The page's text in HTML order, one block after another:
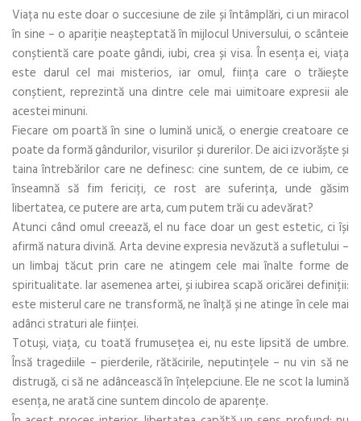
Viața nu este doar o succesiune de zile și întâmplări, ci un miracol
în sine – o apariție neașteptată în mijlocul Universului, o scânteie
conștientă care poate gândi, iubi, crea și visa. În esența ei, viața
este darul cel mai misterios, iar omul, ființa care o trăiește
conștient, reprezintă una dintre cele mai uimitoare expresii ale
acestei minuni.
Fiecare om poartă în sine o lumină unică, o energie creatoare ce
poate da formă gândurilor, visurilor și durerilor. De aici izvorăște și
taina întrebărilor care ne definesc: cine suntem, de ce iubim, ce
înseamnă să fim fericiți, ce rost are suferința, unde găsim
libertatea, ce putere are arta, cum putem trăi cu adevărat?
Atunci când omul creează, el nu face doar un gest estetic, ci își
afirmă natura divină. Arta devine expresia nevăzută a sufletului –
un limbaj tăcut prin care ne atingem cele mai înalte forme de
spiritualitate. Iar asemenea artei, și iubirea scapă oricărei definiții:
este misterul care ne transformă, ne înalță și ne atinge în cele mai
adânci straturi ale ființei.
Totuși, viața, cu toată frumusețea ei, nu este lipsită de umbre.
Însă tragediile – pierderile, rătăcirile, neputințele – nu vin să ne
distrugă, ci să ne adâncească în înțelepciune. Ele ne scot la lumină
esența, ne arată cine suntem dincolo de aparențe.